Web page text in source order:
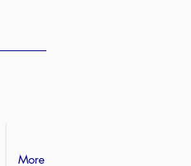
More